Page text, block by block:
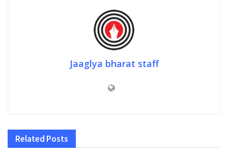
Jaaglya bharat staff
Related Posts